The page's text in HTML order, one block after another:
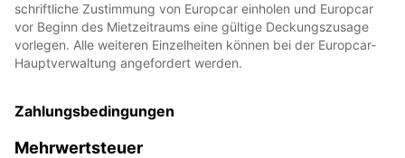
schriftliche Zustimmung von Europcar einholen und Europcar
vor Beginn des Mietzeitraums eine gültige Deckungszusage
vorlegen. Alle weiteren Einzelheiten können bei der Europcar-
Hauptverwaltung angefordert werden.
Zahlungsbedingungen
Mehrwertsteuer